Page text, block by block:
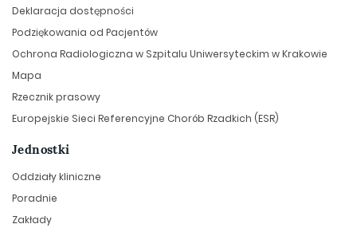
Deklaracja dostępności
Podziękowania od Pacjentów
Ochrona Radiologiczna w Szpitalu Uniwersyteckim w Krakowie
Mapa
Rzecznik prasowy
Europejskie Sieci Referencyjne Chorób Rzadkich (ESR)
Jednostki
Oddziały kliniczne
Poradnie
Zakłady